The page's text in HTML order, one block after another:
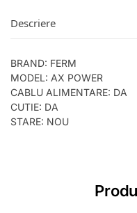
Descriere
BRAND: FERM
MODEL: AX POWER
CABLU ALIMENTARE: DA
CUTIE: DA
STARE: NOU